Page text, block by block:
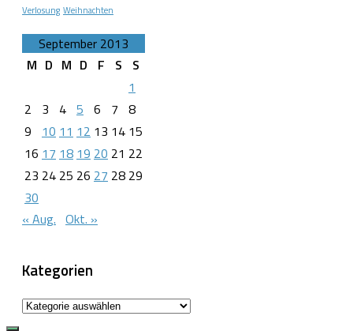
Verlosung Weihnachten
September 2013
M D M D F S
S
1
2
3 4 5 6 7 8
9
10 11 12 13 14 15
16 17 18 19 20 21 22
23 24 25 26 27 28 29
30
« Aug. Okt. »
Kategorien
Kategorien